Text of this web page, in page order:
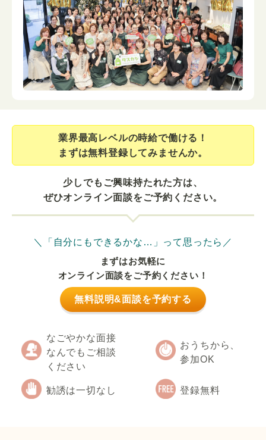
業界最⾼レベルの時給で働ける！
まずは無料登録してみませんか。
少しでもご興味持たれた方は、
ぜひオンライン面談をご予約ください。
＼「自分にもできるかな…」って思ったら／
まずはお気軽に
オンライン面談をご予約ください！
無料説明&面談を予約する
なごやかな面接
なんでもご相談
ください
おうちから、
参加OK
勧誘は一切なし 登録無料